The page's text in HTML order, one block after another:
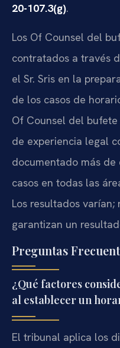
20-107.3(g).
Los Of Counsel del
contratados a través
el Sr. Sris en la
de los casos de
Of Counsel del
de experiencia legal
documentado más
casos en todas las
Los resultados
garantizan un
Preguntas
¿Qué factores
al establecer un
El tribunal aplica los